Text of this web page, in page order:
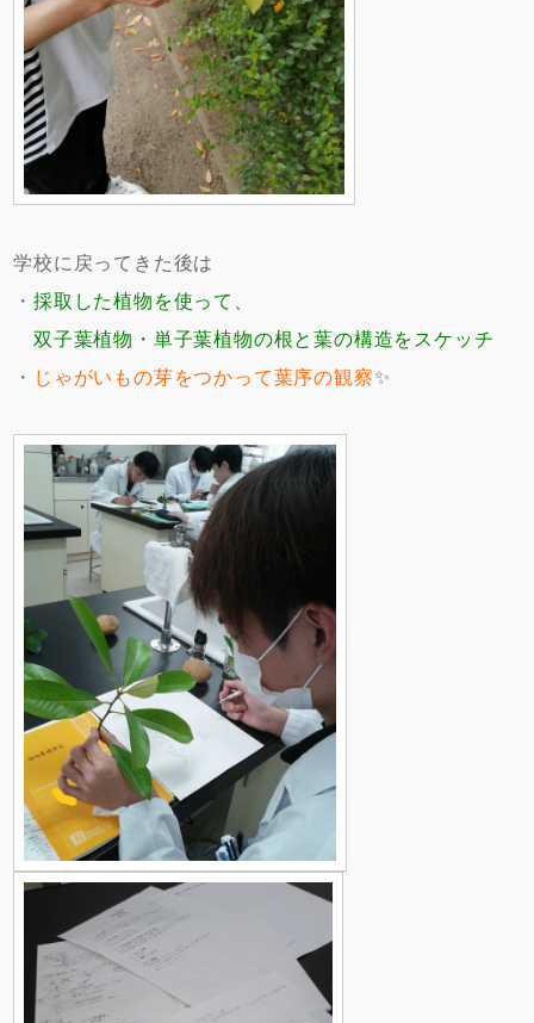
学校に戻ってきた後は
・ 採取した植物を使って、
双子葉植物・単子葉植物の根と葉の構造をスケッチ
・ じゃがいもの芽をつかって葉序の観察✨